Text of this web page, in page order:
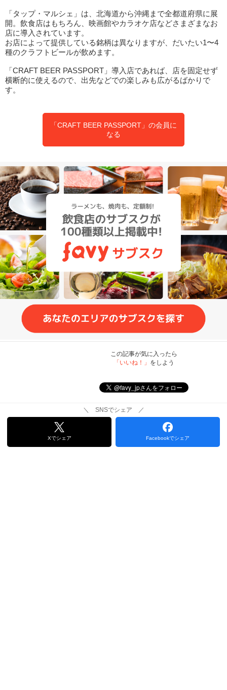
「タップ・マルシェ」は、北海道から沖縄まで全都道府県に展
開。飲食店はもちろん、映画館やカラオケ店などさまざまなお
店に導入されています。
お店によって提供している銘柄は異なりますが、だいたい1〜4
種のクラフトビールが飲めます。
「CRAFT BEER PASSPORT」導入店であれば、店を固定せず
横断的に使えるので、出先などでの楽しみも広がるばかりで
す。
「CRAFT BEER PASSPORT」の会員に
なる
この記事が気に入ったら
「いいね！」 をしよう
＼ SNSでシェア ／
Xでシェア Facebookでシェア